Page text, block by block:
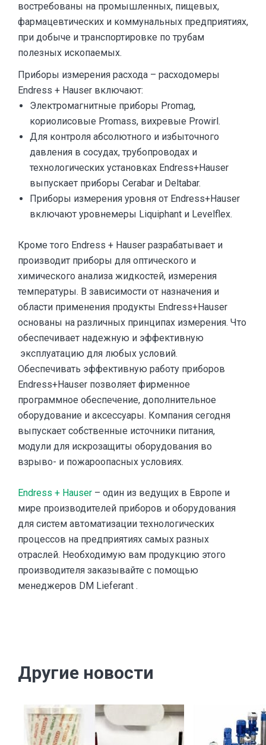
востребованы на промышленных, пищевых,
фармацевтических и коммунальных предприятиях,
при добыче и транспортировке по трубам
полезных ископаемых.
Приборы измерения расхода – расходомеры
Endress + Hauser включают:
Электромагнитные приборы Promag,
кориолисовые Promass, вихревые Prowirl.
Для контроля абсолютного и избыточного
давления в сосудах, трубопроводах и
технологических установках Endress+Hauser
выпускает приборы Cerabar и Deltabar.
Приборы измерения уровня от Endress+Hauser
включают уровнемеры Liquiphant и Levelflex.
Кроме того Endress + Hauser разрабатывает и
производит приборы для оптического и
химического анализа жидкостей, измерения
температуры. В зависимости от назначения и
области применения продукты Endress+Hauser
основаны на различных принципах измерения. Что
обеспечивает надежную и эффективную
эксплуатацию для любых условий.
Обеспечивать эффективную работу приборов
Endress+Hauser позволяет фирменное
программное обеспечение, дополнительное
оборудование и аксессуары. Компания сегодня
выпускает собственные источники питания,
модули для искрозащиты оборудования во
взрыво- и пожароопасных условиях.
Endress + Hauser – один из ведущих в Европе и
мире производителей приборов и оборудования
для систем автоматизации технологических
процессов на предприятиях самых разных
отраслей. Необходимую вам продукцию этого
производителя заказывайте с помощью
менеджеров DM Lieferant .
Другие новости